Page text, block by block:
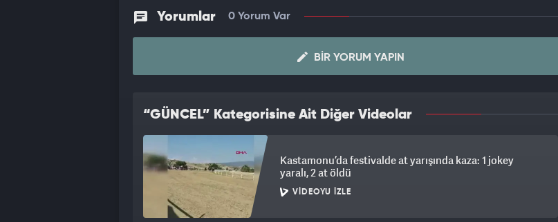
Yorumlar 0 Yorum Var
BIR YORUM YAPIN
“GÜNCEL” Kategorisine Ait Diğer Videolar
Kastamonu’da festivalde at yarışında kaza: 1 jokey
yaralı, 2 at öldü
VIDEOYU İZLE